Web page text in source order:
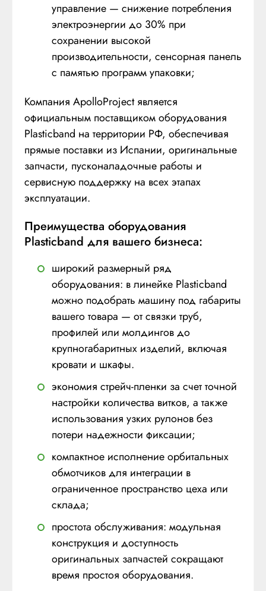
управление — снижение потребления
электроэнергии до 30% при
сохранении высокой
производительности, сенсорная панель
с памятью программ упаковки;
Компания ApolloProject является
официальным поставщиком оборудования
Plasticband на территории РФ, обеспечивая
прямые поставки из Испании, оригинальные
запчасти, пусконаладочные работы и
сервисную поддержку на всех этапах
эксплуатации.
Преимущества оборудования
Plasticband для вашего бизнеса:
широкий размерный ряд
оборудования: в линейке Plasticband
можно подобрать машину под габариты
вашего товара — от связки труб,
профилей или молдингов до
крупногабаритных изделий, включая
кровати и шкафы.
экономия стрейч-пленки за счет точной
настройки количества витков, а также
использования узких рулонов без
потери надежности фиксации;
компактное исполнение орбитальных
обмотчиков для интеграции в
ограниченное пространство цеха или
склада;
простота обслуживания: модульная
конструкция и доступность
оригинальных запчастей сокращают
время простоя оборудования.